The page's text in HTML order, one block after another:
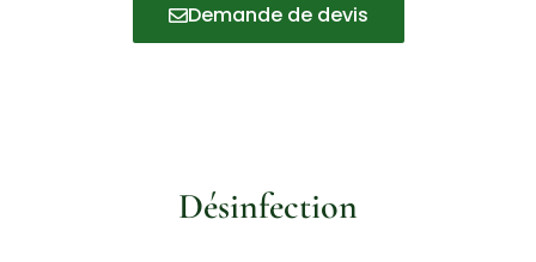
Demande de devis
Désinfection